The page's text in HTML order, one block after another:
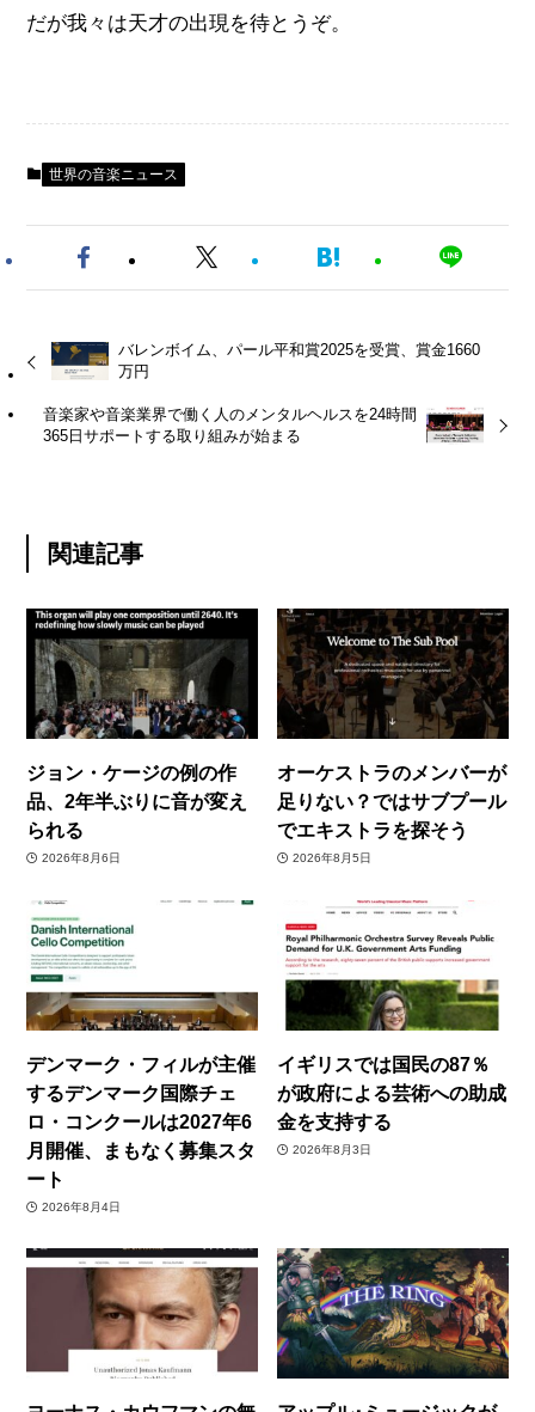
だが我々は天才の出現を待とうぞ。
世界の音楽ニュース
バレンボイム、パール平和賞2025を受賞、賞金1660
万円
音楽家や音楽業界で働く人のメンタルヘルスを24時間
365日サポートする取り組みが始まる
関連記事
ジョン・ケージの例の作
品、2年半ぶりに音が変え
られる
2026年8月6日
オーケストラのメンバーが
足りない？ではサブプール
でエキストラを探そう
2026年8月5日
デンマーク・フィルが主催
するデンマーク国際チェ
ロ・コンクールは2027年6
月開催、まもなく募集スタ
ート
2026年8月4日
イギリスでは国民の87％
が政府による芸術への助成
金を支持する
2026年8月3日